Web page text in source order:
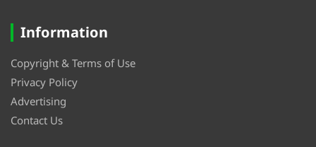
Information
Copyright & Terms of Use
Privacy Policy
Advertising
Contact Us